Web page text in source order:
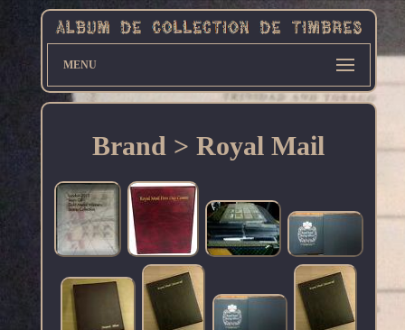
MENU
Brand > Royal Mail